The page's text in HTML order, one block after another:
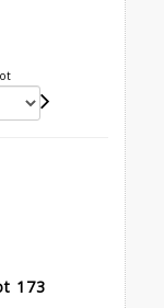
173